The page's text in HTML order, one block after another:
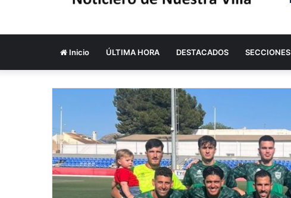
Inicio ÚLTIMA HORA DESTACADOS SECCIONES